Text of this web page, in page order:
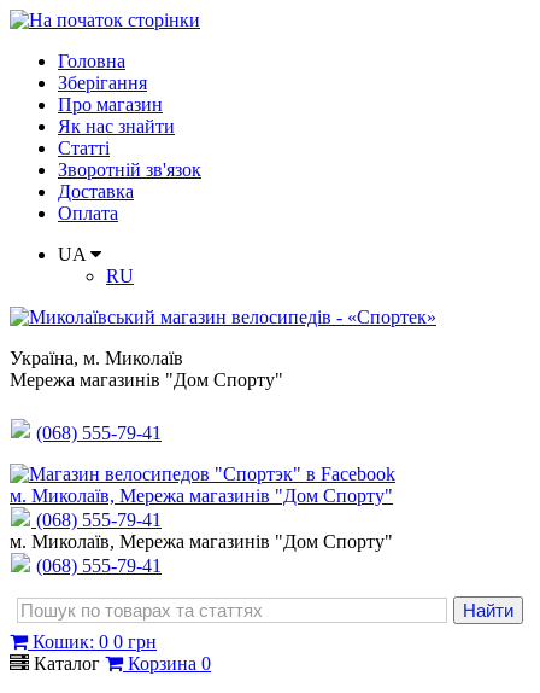
Головна
Зберігання
Про магазин
Як нас знайти
Статті
Зворотній зв'язок
Доставка
Оплата
UA
RU
Україна, м. Миколаїв
Мережа магазинів "Дом Спорту"
(068) 555-79-41
м. Миколаїв, Мережа магазинів "Дом Спорту"
(068) 555-79-41
м. Миколаїв, Мережа магазинів "Дом Спорту"
(068) 555-79-41
Кошик: 0 0 грн
Каталог
Корзина 0